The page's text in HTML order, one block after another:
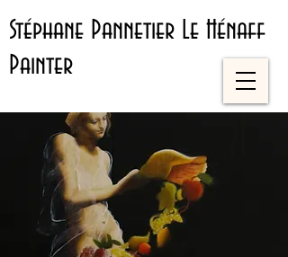
Stéphane Pannetier Le Hénaff
Painter